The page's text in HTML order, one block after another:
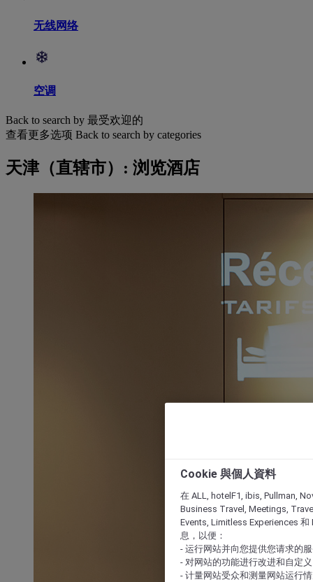
无线网络
空调
Back to search by 最受欢迎的
查看更多选项 Back to search by categories
天津（直辖市）: 浏览酒店
Cookie 與個人資料
在 ALL, hotelF1, ibis, Pullman,
Business Travel, Meetings,
Events, Limitless Experiences 和
息，以便：
- 运行网站并向您提供您请求的
- 对网站的功能进行改进和自定义
- 计量网站受众和测量网站运行